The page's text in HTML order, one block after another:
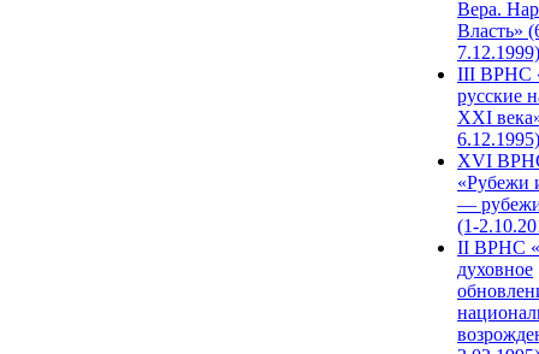
Вера.
Власть»
7.12.1999)
III ВРНС
русские
XXI
6.12.1995)
XVI
«Рубежи
—
(1-
II ВРНС
духовное